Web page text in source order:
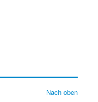
Nach oben